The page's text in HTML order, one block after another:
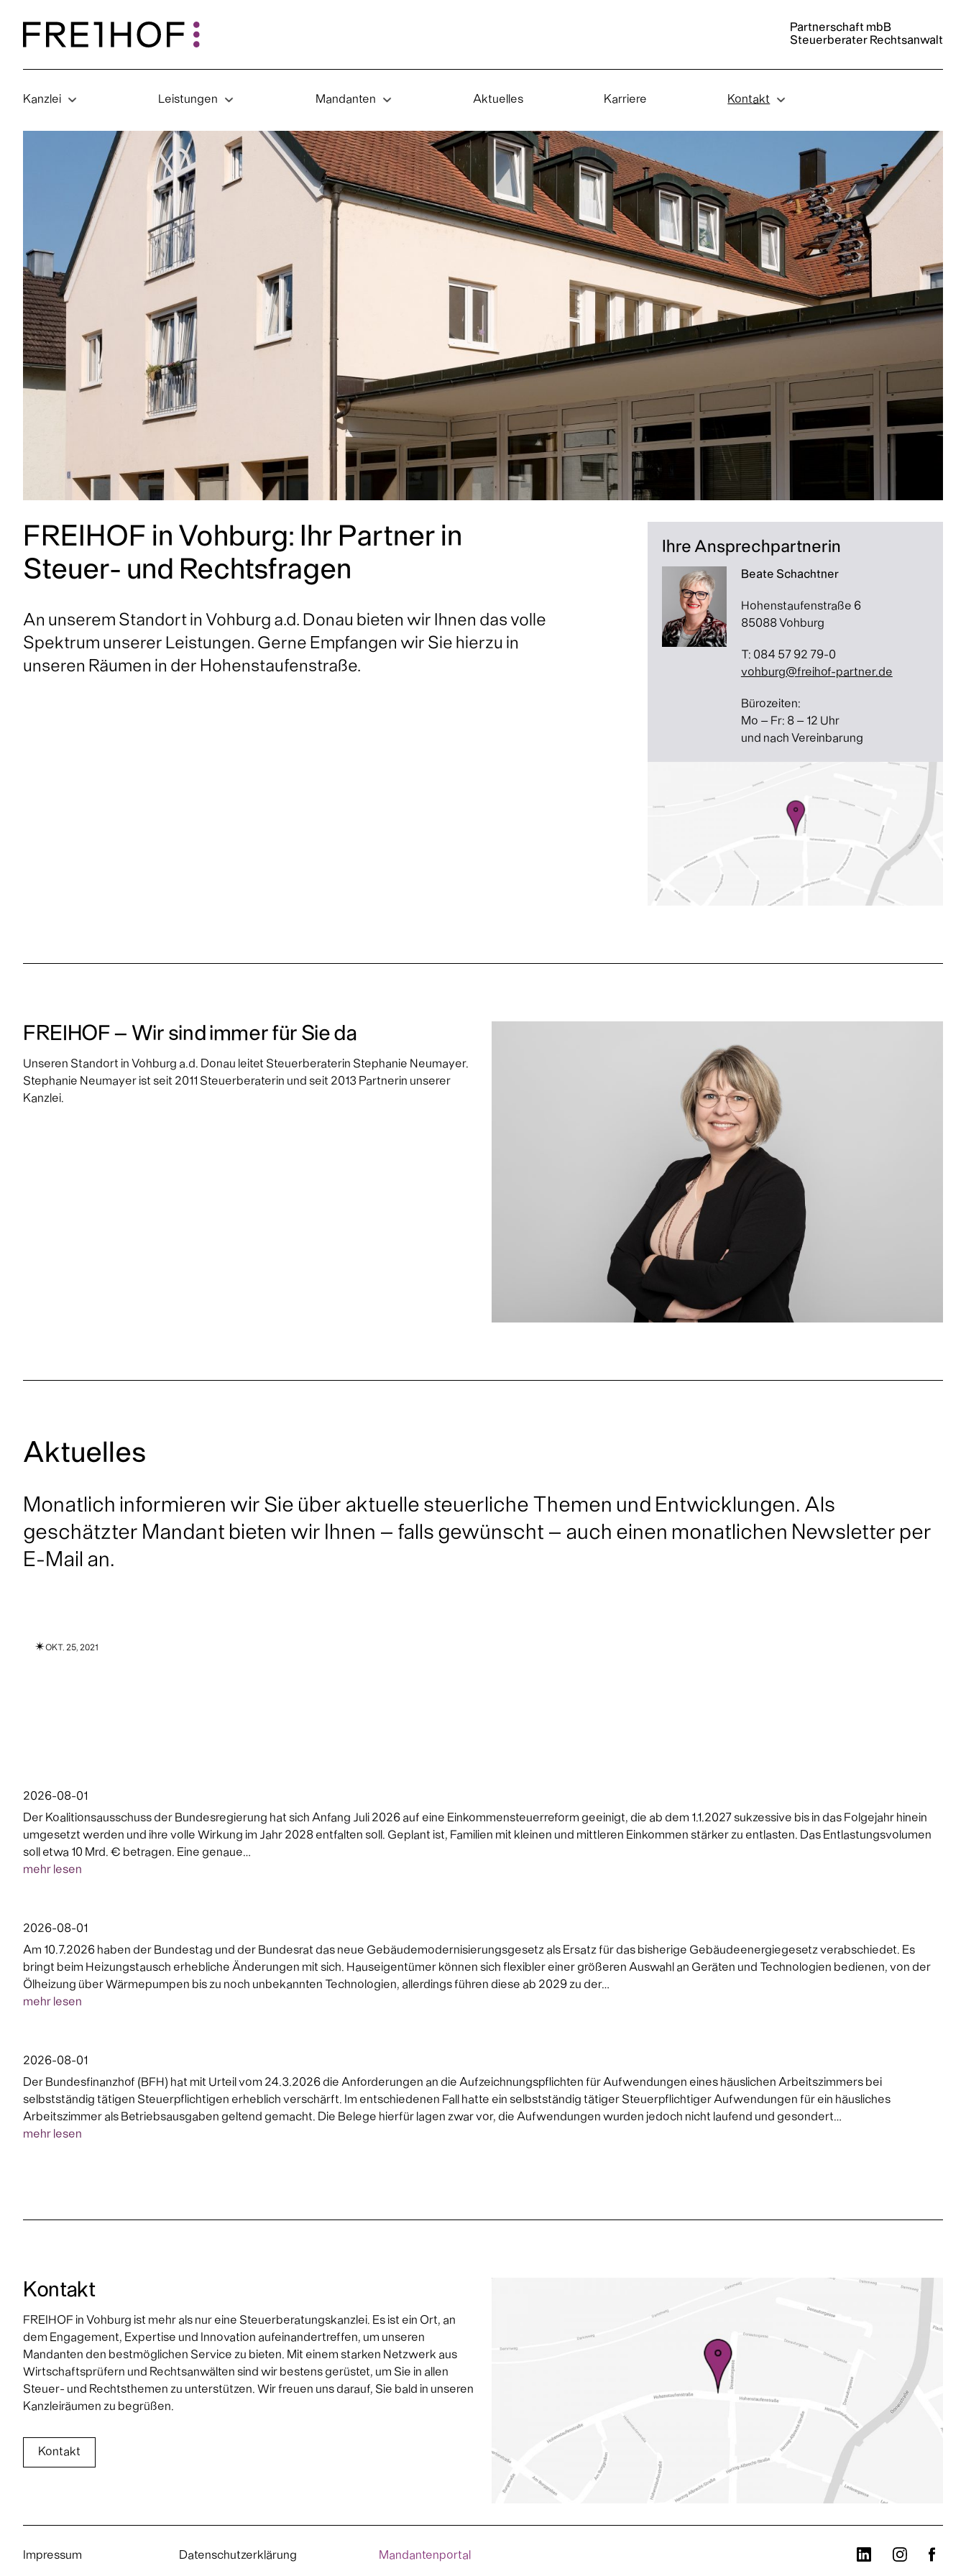
Partnerschaft mbB
Steuerberater Rechtsanwalt
Kanzlei Leistungen Mandanten Aktuelles Karriere Kontakt
FREIHOF in Vohburg: Ihr Partner in
Steuer- und Rechtsfragen
An unserem Standort in Vohburg a.d. Donau bieten wir Ihnen das volle
Spektrum unserer Leistungen. Gerne Empfangen wir Sie hierzu in
unseren Räumen in der Hohenstaufenstraße.
Ihre Ansprechpartnerin
Beate Schachtner
Hohenstaufenstraße 6
85088 Vohburg
T: 084 57 92 79-0
vohburg@freihof-partner.de
Bürozeiten:
Mo – Fr: 8 – 12 Uhr
und nach Vereinbarung
FREIHOF – Wir sind immer für Sie da
Unseren Standort in Vohburg a.d. Donau leitet Steuerberaterin Stephanie Neumayer.
Stephanie Neumayer ist seit 2011 Steuerberaterin und seit 2013 Partnerin unserer
Kanzlei.
Aktuelles
Monatlich informieren wir Sie über aktuelle steuerliche Themen und Entwicklungen. Als
geschätzter Mandant bieten wir Ihnen – falls gewünscht – auch einen monatlichen Newsletter per
E-Mail an.
✴︎OKT. 25, 2021
2026-08-01
Der Koalitionsausschuss der Bundesregierung hat sich Anfang Juli 2026 auf eine Einkommensteuerreform geeinigt, die ab dem 1.1.2027 sukzessive bis in das Folgejahr hinein
umgesetzt werden und ihre volle Wirkung im Jahr 2028 entfalten soll. Geplant ist, Familien mit kleinen und mittleren Einkommen stärker zu entlasten. Das Entlastungsvolumen
soll etwa 10 Mrd. € betragen. Eine genaue…
mehr lesen
2026-08-01
Am 10.7.2026 haben der Bundestag und der Bundesrat das neue Gebäudemodernisierungsgesetz als Ersatz für das bisherige Gebäudeenergiegesetz verabschiedet. Es
bringt beim Heizungstausch erhebliche Änderungen mit sich. Hauseigentümer können sich flexibler einer größeren Auswahl an Geräten und Technologien bedienen, von der
Ölheizung über Wärmepumpen bis zu noch unbekannten Technologien, allerdings führen diese ab 2029 zu der…
mehr lesen
2026-08-01
Der Bundesfinanzhof (BFH) hat mit Urteil vom 24.3.2026 die Anforderungen an die Aufzeichnungspflichten für Aufwendungen eines häuslichen Arbeitszimmers bei
selbstständig tätigen Steuerpflichtigen erheblich verschärft. Im entschiedenen Fall hatte ein selbstständig tätiger Steuerpflichtiger Aufwendungen für ein häusliches
Arbeitszimmer als Betriebsausgaben geltend gemacht. Die Belege hierfür lagen zwar vor, die Aufwendungen wurden jedoch nicht laufend und gesondert…
mehr lesen
Kontakt
FREIHOF in Vohburg ist mehr als nur eine Steuerberatungskanzlei. Es ist ein Ort, an
dem Engagement, Expertise und Innovation aufeinandertreffen, um unseren
Mandanten den bestmöglichen Service zu bieten. Mit einem starken Netzwerk aus
Wirtschaftsprüfern und Rechtsanwälten sind wir bestens gerüstet, um Sie in allen
Steuer- und Rechtsthemen zu unterstützen. Wir freuen uns darauf, Sie bald in unseren
Kanzleiräumen zu begrüßen.
Kontakt
Impressum Datenschutzerklärung Mandantenportal